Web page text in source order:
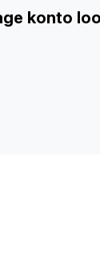
konto